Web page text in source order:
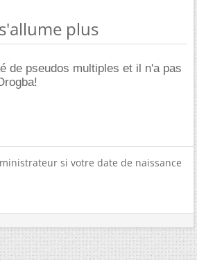
plus
de pseudos multiples et il n'a pas
si votre date de naissance